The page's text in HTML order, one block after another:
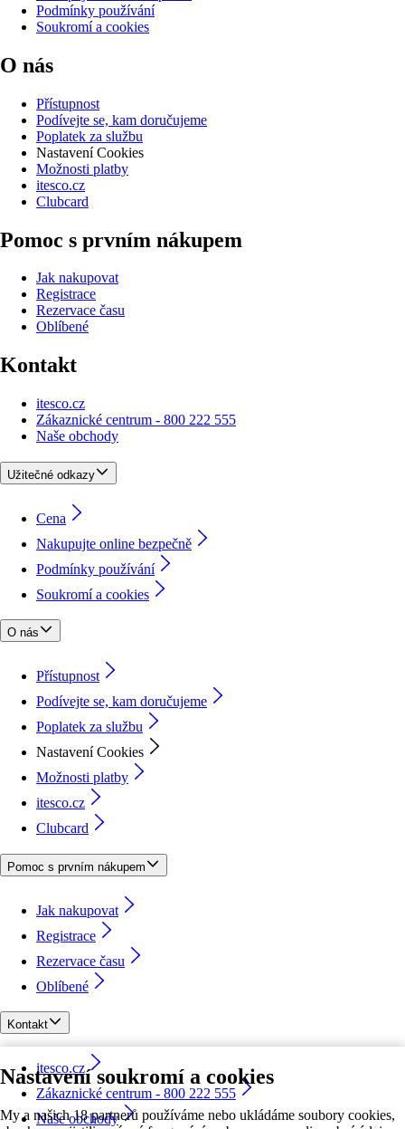
Nastavení soukromí a cookies
My a našich 18 partnerů používáme nebo ukládáme soubory cookies,
Podmínky používání
Soukromí a cookies
O nás
Přístupnost
Podívejte se, kam doručujeme
Poplatek za službu
Nastavení Cookies
Možnosti platby
itesco.cz
Clubcard
Pomoc s prvním nákupem
Jak nakupovat
Registrace
Rezervace času
Oblíbené
Kontakt
itesco.cz
Zákaznické centrum - 800 222 555
Naše obchody
Užitečné odkazy
Cena
Nakupujte online bezpečně
Podmínky používání
Soukromí a cookies
O nás
Přístupnost
Podívejte se, kam doručujeme
Poplatek za službu
Nastavení Cookies
Možnosti platby
itesco.cz
Clubcard
Pomoc s prvním nákupem
Jak nakupovat
Registrace
Rezervace času
Oblíbené
Kontakt
itesco.cz
Zákaznické centrum - 800 222 555
Naše obchody